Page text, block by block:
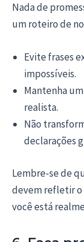
Nada de
um roteiro de
Evite frases
impossíveis.
Mantenha
realista.
Não
declarações
Lembre-se de
devem refletir o
você está